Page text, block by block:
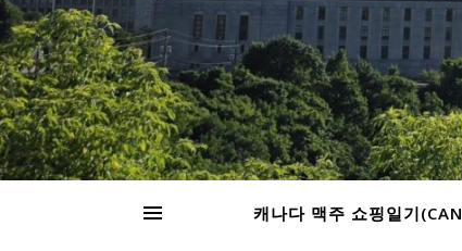
캐나다 맥주 쇼핑일기